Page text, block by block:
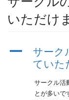
いただけ
A
サーク
ていた
サークル活
とが多いで